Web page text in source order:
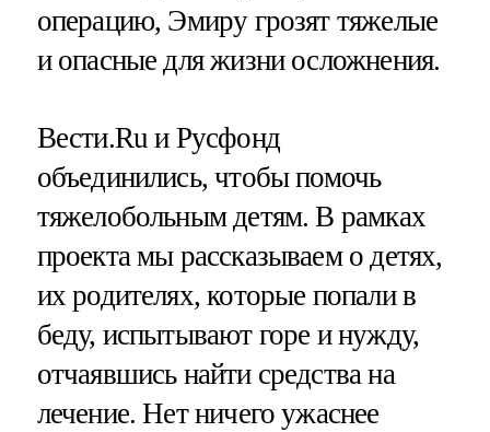
операцию, Эмиру грозят тяжелые
и опасные для жизни осложнения.
Вести.Ru и Русфонд
объединились, чтобы помочь
тяжелобольным детям. В рамках
проекта мы рассказываем о детях,
их родителях, которые попали в
беду, испытывают горе и нужду,
отчаявшись найти средства на
лечение. Нет ничего ужаснее